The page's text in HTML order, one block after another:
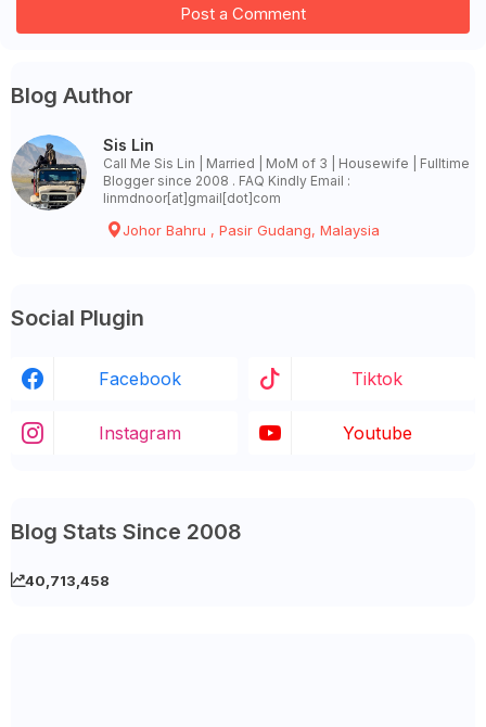
Post a Comment
Blog Author
Sis Lin
Call Me Sis Lin | Married | MoM of 3 | Housewife | Fulltime
Blogger since 2008 . FAQ Kindly Email :
linmdnoor[at]gmail[dot]com
Johor Bahru , Pasir Gudang, Malaysia
Social Plugin
Facebook Tiktok
Instagram Youtube
Blog Stats Since 2008
40,713,458